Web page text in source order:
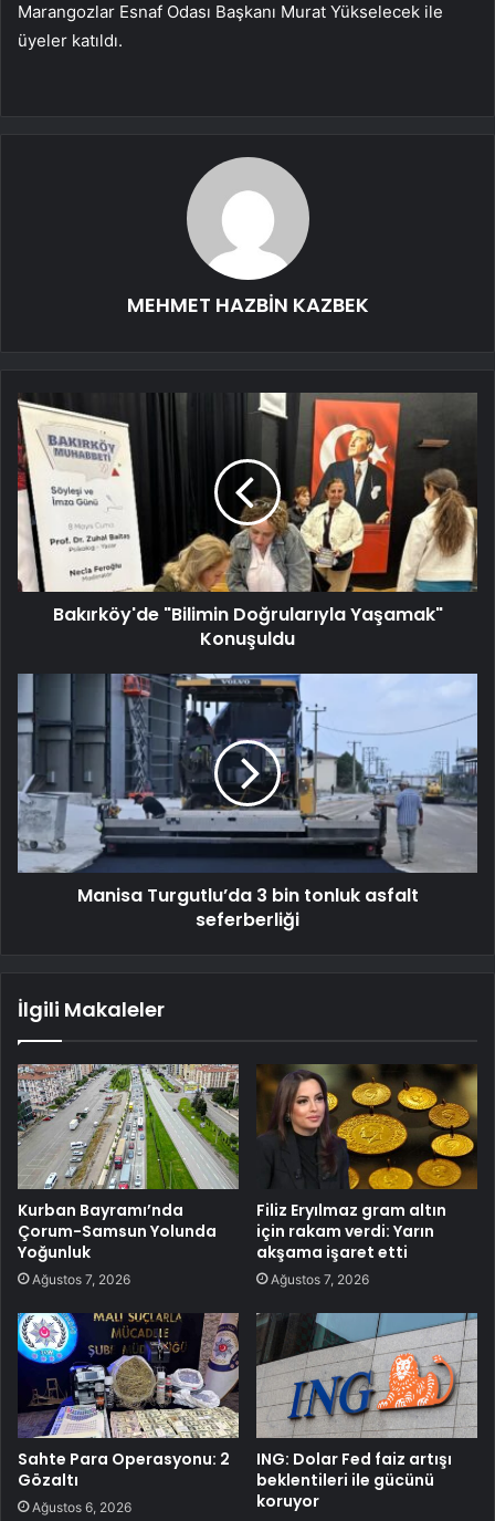
Marangozlar Esnaf Odası Başkanı Murat Yükselecek ile
üyeler katıldı.
MEHMET HAZBİN KAZBEK
Bakırköy'de "Bilimin Doğrularıyla Yaşamak"
Konuşuldu
Manisa Turgutlu’da 3 bin tonluk asfalt
seferberliği
İlgili Makaleler
Kurban Bayramı’nda
Çorum-Samsun Yolunda
Yoğunluk
Ağustos 7, 2026
Filiz Eryılmaz gram altın
için rakam verdi: Yarın
akşama işaret etti
Ağustos 7, 2026
Sahte Para Operasyonu: 2
Gözaltı
Ağustos 6, 2026
ING: Dolar Fed faiz artışı
beklentileri ile gücünü
koruyor